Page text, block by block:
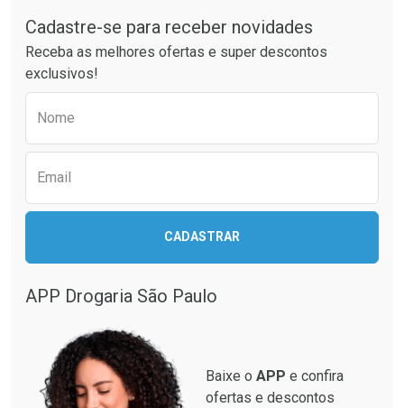
Ativar Desconto
Comprar sem Desconto
Comprar sem Desconto
Por R$ 34,90/cada
Ativar Desconto
Comprar sem Desconto
Comprar sem Desconto
Cadastre-se para receber novidades
Receba as melhores ofertas e super descontos
exclusivos!
Nome
Email
CADASTRAR
APP Drogaria São Paulo
Baixe o APP e confira
ofertas e descontos